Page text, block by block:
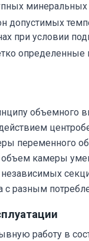
минеральных
допустимых
при условии
объемного
переменного
камеры
с разным
работу в